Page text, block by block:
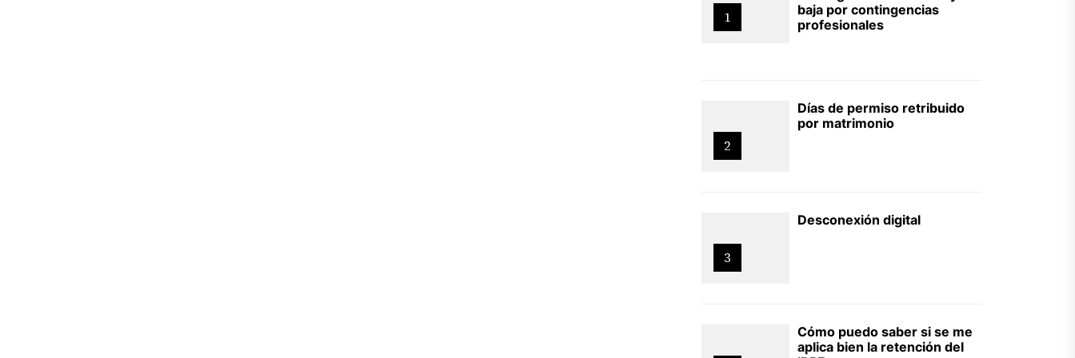
1
baja por contingencias
profesionales
2
Días de permiso retribuido
por matrimonio
3
Desconexión digital
Cómo puedo saber si se me
aplica bien la retención del